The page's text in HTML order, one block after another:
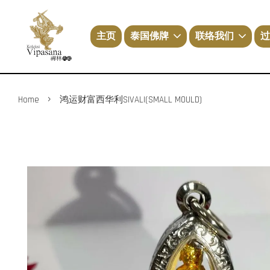
主页 泰国佛牌 联络我们
Home › 鸿运财富西华利SIVALI(SMALL MOULD)